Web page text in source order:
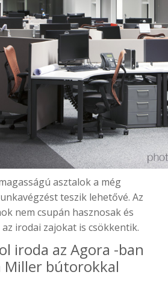
asztalok a még
teszik lehetővé. Az
nem csupán hasznosak és
irodai zajokat is csökkentik.
iroda az Agora -ban
Miller bútorokkal